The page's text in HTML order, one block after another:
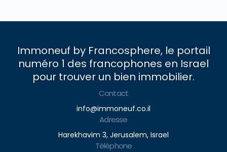
Immoneuf by Francosphere, le portail
numéro 1 des francophones en Israel
pour trouver un bien immobilier.
Contact
info@immoneuf.co.il
Adresse
Harekhavim 3, Jerusalem, Israel
Téléphone